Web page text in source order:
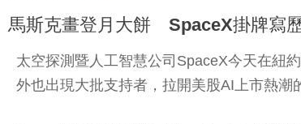
馬斯克畫登月大餅 SpaceX掛牌寫
太空探測暨人工智慧公司SpaceX今天在紐
外也出現大批支持者，拉開美股AI上市熱潮